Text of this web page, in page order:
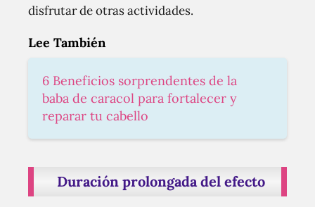
disfrutar de otras actividades.
Lee También
6 Beneficios sorprendentes de la
baba de caracol para fortalecer y
reparar tu cabello
Duración prolongada del efecto